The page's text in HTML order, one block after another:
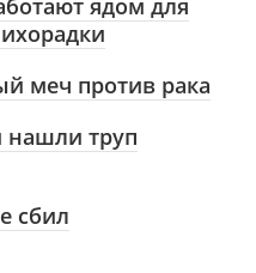
ядом для
меч против рака
нашли труп
сбил